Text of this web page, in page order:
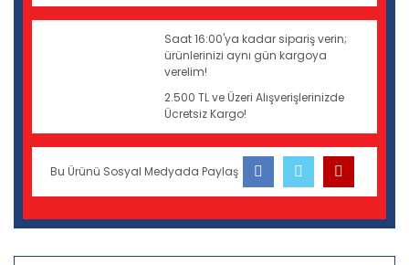
Saat 16:00'ya kadar sipariş verin;
ürünlerinizi aynı gün kargoya
verelim!
2.500 TL ve Üzeri Alışverişlerinizde
Ücretsiz Kargo!
Bu Ürünü Sosyal Medyada Paylaş